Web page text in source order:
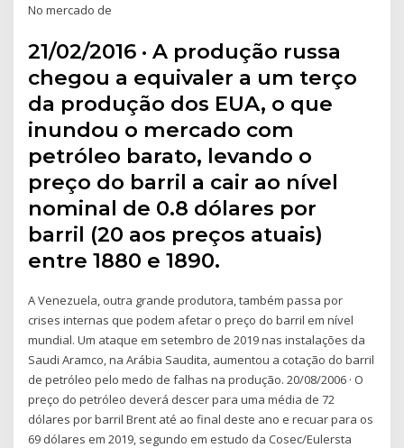
No mercado de
21/02/2016 · A produção russa
chegou a equivaler a um terço
da produção dos EUA, o que
inundou o mercado com
petróleo barato, levando o
preço do barril a cair ao nível
nominal de 0.8 dólares por
barril (20 aos preços atuais)
entre 1880 e 1890.
A Venezuela, outra grande produtora, também passa por
crises internas que podem afetar o preço do barril em nível
mundial. Um ataque em setembro de 2019 nas instalações da
Saudi Aramco, na Arábia Saudita, aumentou a cotação do barril
de petróleo pelo medo de falhas na produção. 20/08/2006 · O
preço do petróleo deverá descer para uma média de 72
dólares por barril Brent até ao final deste ano e recuar para os
69 dólares em 2019, segundo em estudo da Cosec/Eulersta